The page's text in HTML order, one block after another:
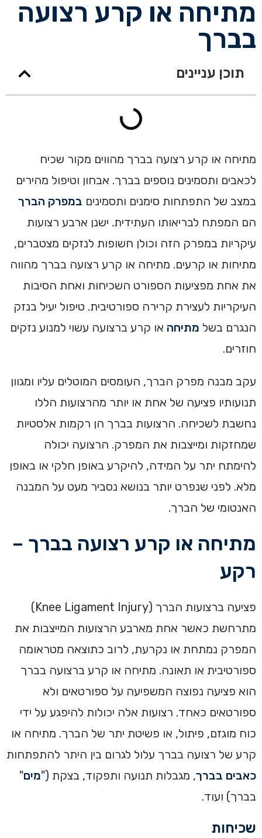
מתיחה או קרע רצועה
בברך
תוכן עניינים
מתיחה או קרע רצועה בברך מהווים מקור שכיח
לכאבים ותסמינים נוספים בברך. אבחון וטיפול מהירים
במצב של התפתחות סימנים ותסמינים במפרק הברך
הם המפתח לבריאותו העתידית. ישנן ארבע רצועות
עיקריות במפרק הזה וכולן חשופות לנזקים מצטברים,
מתיחות או קרעים. מתיחה או קרע רצועה בברך מהווה
את אחת מפציעות הספורט השכיחות ואחת הסיבות
העיקריות לעצירת קרירה ספורטיבית. טיפול יעיל בנזק
הנגרם בשל מתיחה או קרע ברצועה עשוי למנוע נזקים
חוזרים.
עקב מבנה מפרק הברך, העומסים המוטלים עליו ומגוון
תנועותיו פציעה של אחת או יותר מהרצועות הללו
נחשבת לשכיחה. הרצועות בברך הן רקמות אלסטיות
שמחזקות ומייצבות את המפרק. הרצועה יכולה
להימתח יתר על המידה, להיקרע באופן חלקי או באופן
מלא. לפני שנפרט יותר בנושא נסביר מעט על המבנה
האנטומי של הברך.
מתיחה או קרע רצועה בברך –
רקע
פציעה ברצועות הברך (Knee Ligament Injury)
מתרחשת כאשר אחת מארבע הרצועות המייצבות את
המפרק נמתחת או נקרעת, לרוב כתוצאה מטראומה
ספורטיבית או תאונה. מתיחה או קרע ברצועה בברך
הוא פציעה נפוצה המשפיעה על ספורטאים ולא
ספורטאים כאחד. רצועות אלה יכולות להיפגע על ידי
כוח מוגזם, פיתול, או פשיטת יתר של הברך. מתיחה או
קרע של רצועה בברך עלול לגרום בין היתר להתפתחות
כאבים בברך, מגבלות תנועה ותפקוד, בצקת ("מים"
בברך) ועוד.
שכיחות